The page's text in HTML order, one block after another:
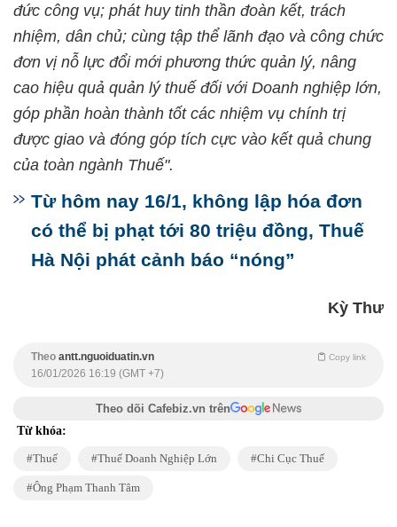
đức công vụ; phát huy tinh thần đoàn kết, trách
nhiệm, dân chủ; cùng tập thể lãnh đạo và công chức
đơn vị nỗ lực đổi mới phương thức quản lý, nâng
cao hiệu quả quản lý thuế đối với Doanh nghiệp lớn,
góp phần hoàn thành tốt các nhiệm vụ chính trị
được giao và đóng góp tích cực vào kết quả chung
của toàn ngành Thuế".
Từ hôm nay 16/1, không lập hóa đơn
có thể bị phạt tới 80 triệu đồng, Thuế
Hà Nội phát cảnh báo “nóng”
Kỳ Thư
Theo antt.nguoiduatin.vn Copy link
16/01/2026 16:19 (GMT +7)
Theo dõi Cafebiz.vn trên
Từ khóa:
Thuế Thuế Doanh Nghiệp Lớn Chi Cục Thuế
Ông Phạm Thanh Tâm